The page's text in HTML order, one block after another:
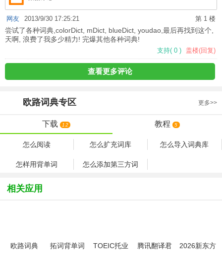
第 1 楼
网友 2013/9/30 17:25:21
尝试了各种词典,colorDict, mDict, blueDict, youdao,最后再找到这个,
天啊, 浪费了我多少精力! 完爆其他各种词典!
支持( 0 ) 盖楼(回复)
查看更多评论
欧路词典专区 更多>>
下载 12 教程 5
怎么阅读 怎么扩充词库 怎么导入词典库
怎样用背单词 怎么添加第三方词
相关应用
欧路词典
拓词背单词
TOEIC托业
腾讯翻译君
2026新东方